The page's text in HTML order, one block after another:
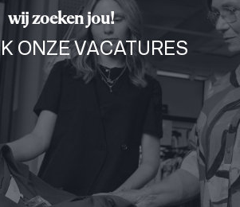
wij zoeken jou!
ONZE VACATURES